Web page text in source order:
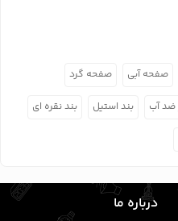
صفحه آبی صفحه گرد
بند استیل بند نقره ای
درباره ما